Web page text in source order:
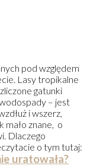
pod względem
Lasy tropikalne
gatunki
– jest
i wszerz,
mało znane, o
Dlaczego
o tym tutaj:
uratowała?